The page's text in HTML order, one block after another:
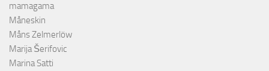
mamagama
Måneskin
Måns Zelmerlöw
Marija Šerifovic
Marina Satti